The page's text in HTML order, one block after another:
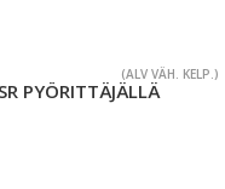
(ALV VÄH. KELP.)
PYÖRITTÄJÄLLÄ